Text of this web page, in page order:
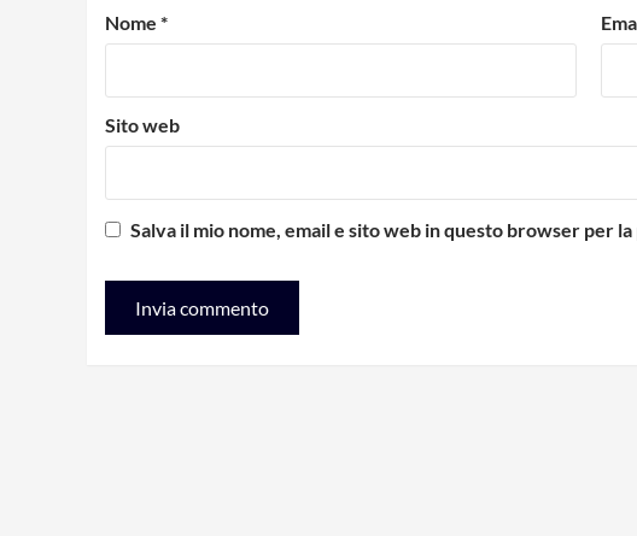
Nome *
Sito web
Salva il mio nome, email e sito web in questo browser per